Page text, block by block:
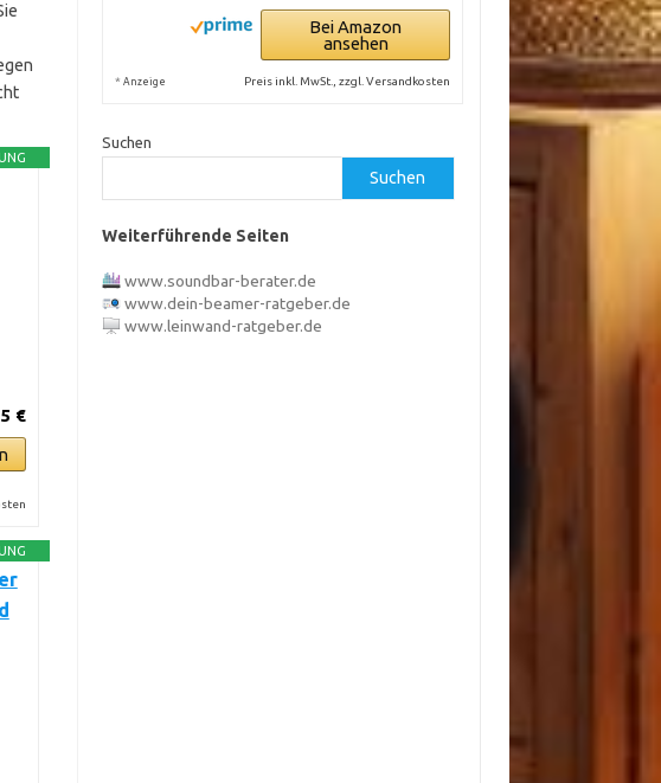
€
Bei Amazon
ansehen
* Anzeige Preis inkl. MwSt., zzgl. Versandkosten
Suchen
Suchen
Weiterführende Seiten
www.soundbar-berater.de
www.dein-beamer-ratgeber.de
www.leinwand-ratgeber.de